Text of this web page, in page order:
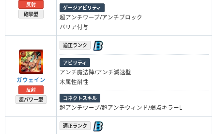
反射
砲撃型
ゲージアビリティ
超アンチワープ/アンチブロック
バリア付与
ガウェイン
反射
超パワー型
適正ランク
アビリティ
アンチ魔法陣/アンチ減速壁
木属性耐性
コネクトスキル
超アンチワープ/超アンチウィンド/弱点キラーL
適正ランク